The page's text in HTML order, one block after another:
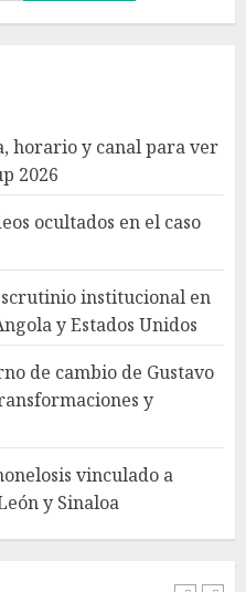
horario y canal para ver
2026
ocultados en el caso
institucional en
y Estados Unidos
de cambio de Gustavo
y
vinculado a
y Sinaloa
despide al gobierno
de Gustavo Petro
y desafíos
Ssa brote de
de Nuevo
Sinaloa
FC vs Atlas: Fecha,